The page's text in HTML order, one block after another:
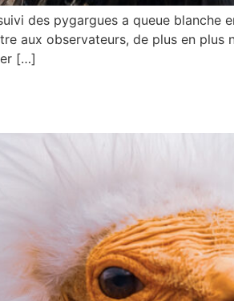
des pygargues a queue blanche
aux observateurs, de plus en
[…]